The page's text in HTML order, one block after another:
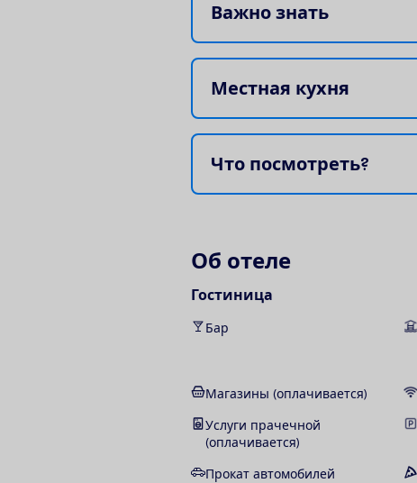
Важно знать
Местная кухня
Что посмотреть?
Об отеле
Гостиница
Бар
Магазины (оплачивается)
Услуги прачечной
(оплачивается)
Прокат автомобилей